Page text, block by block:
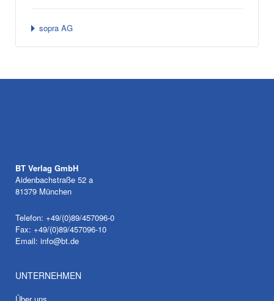
sopra AG
BT Verlag GmbH
Aidenbachstraße 52 a
81379 München
Telefon: +49/(0)89/457096-0
Fax: +49/(0)89/457096-10
Email: info@bt.de
UNTERNEHMEN